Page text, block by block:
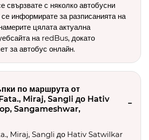
свързвате с няколко автобусни
информирате за разписанията на
цялата актуална
на redBus, докато
за автобус онлайн.
по маршрута от
Miraj, Sangli до Hativ
Sangameshwar,
Miraj, Sangli до Hativ Satwilkar